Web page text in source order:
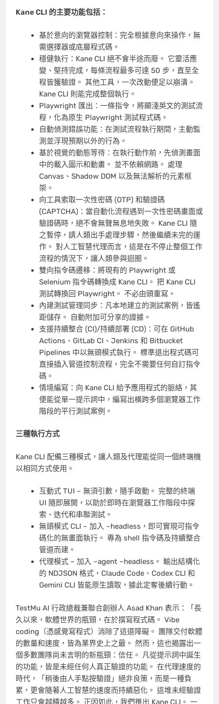
Kane CLI 的主要功能包括：
基於意向的瀏覽器控制：完全根據意向來操作，無
需選擇器或底層程式碼。
穩健執行：Kane CLI 絕不會半途而廢。 它靈活應
變、堅持完成，每條流程最多可達 50 步，直至全
程皆獲驗證。 其他工具，一次改動便足以崩潰。
Kane CLI 則能完成整個執行。
Playwright 匯出：一條指令，將顯淺英文的測試流
程，化為原生 Playwright 測試程式碼。
自動偵測錯誤功能：在測試流程執行期間，主動監
測並浮現預期以外的行為。
基於視覺的動態等待：在執行動作前，先偵測畫面
中的載入圖示和動畫。 並不依賴網路。 處理
Canvas、Shadow DOM 以及無法解析的元素框
架。
向工具索取一次性密碼 (OTP) 和驗證碼
(CAPTCHA)：當自動化流程遇到一次性密碼畫面或
驗證碼時，絕不會無聲無息地失敗。 Kane CLI 隨
之暫停，請人類出手處理步驟，然後繼續未完的運
作。 對人工智慧代理而言，這是在不停止整個工作
流程的情況下，讓人類參與迴圈。
雙向指令碼遷移：將現有的 Playwright 或
Selenium 指令碼轉換成 Kane CLI。 把 Kane CLI
測試轉換回 Playwright。 不必由頭重寫。
內建測試管理同步：凡本地建立的測試案例，皆遙
距儲存。 自動附加可分享的證據。
支援持續整合 (CI)/持續部署 (CD)：可在 GitHub
Actions、GitLab CI、Jenkins 和 Bitbucket
Pipelines 中以無頭模式執行。 標準退出程式碼可
直接插入管道控制流程，完全不需要任何自訂指令
碼。
情境編寫：向 Kane CLI 給予應用程式的脈絡，其
便能從單一提示詞中，編寫出橫跨多個瀏覽器工作
階段的平行測試案例。
三種執行方式
Kane CLI 配備三種模式，讓人類及代理能從同一個終端機
以相同方式使用。
互動式 TUI – 無須引數，隨手啟動。 完整的終端
UI 隨即展開，以助於即時在瀏覽器工作階段中探
索、迭代和串聯測試。
無頭模式 CLI – 加入 –headless，即可實現可指令
碼化的無畫面執行。 專為 shell 指令碼及持續整合
管道而建。
代理模式 – 加入 –agent –headless。 輸出結構化
的 NDJSON 格式，Claude Code、Codex CLI 和
Gemini CLI 皆能原生讀取，據此定奪後續行動。
TestMu AI 行政總裁兼聯合創辦人 Asad Khan 表示：「長
久以來，軟體世界的瓶頸，在於撰寫程式碼。 Vibe
coding（憑感覺寫程式）消除了這道障礙。 團隊交付軟體
的數量和速度，皆為業界史上之最。 然而，這也揭露出一
個多數團隊尚未言明的新瓶頸：信任。 凡從提示詞中誕生
的功能，皆是未經任何人真正驗證的功能。 在代理速度的
時代，「稍後由人手點按驗證」絕非良策，而是一種負
累，更會隨著人工智慧的速度而持續惡化。 這堆未經驗證
工作只會越積越多。 正因如此，我們推出 Kane CLI。 一